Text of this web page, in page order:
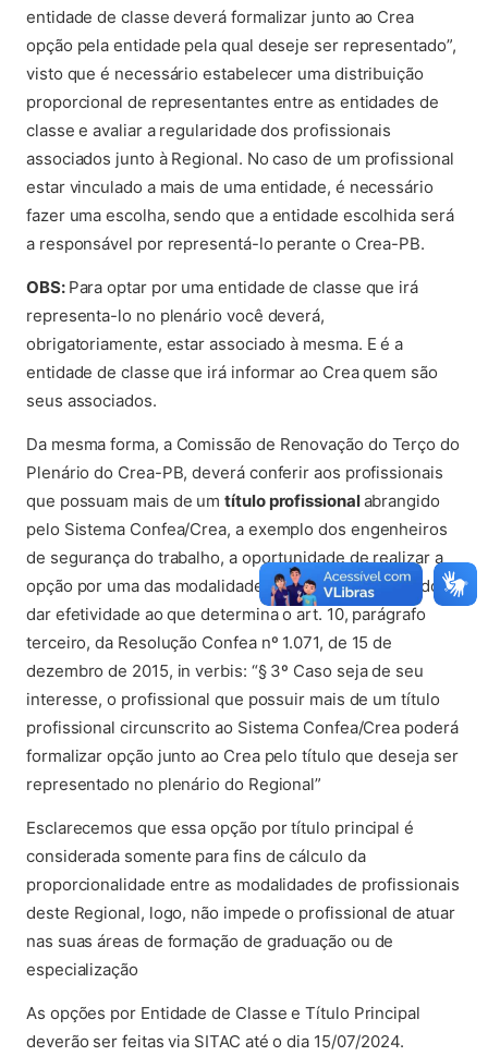
entidade de classe deverá formalizar junto ao Crea
opção pela entidade pela qual deseje ser representado”,
visto que é necessário estabelecer uma distribuição
proporcional de representantes entre as entidades de
classe e avaliar a regularidade dos profissionais
associados junto à Regional. No caso de um profissional
estar vinculado a mais de uma entidade, é necessário
fazer uma escolha, sendo que a entidade escolhida será
a responsável por representá-lo perante o Crea-PB.
OBS: Para optar por uma entidade de classe que irá
representa-lo no plenário você deverá,
obrigatoriamente, estar associado à mesma. E é a
entidade de classe que irá informar ao Crea quem são
seus associados.
Da mesma forma, a Comissão de Renovação do Terço do
Plenário do Crea-PB, deverá conferir aos profissionais
que possuam mais de umtítulo profissionalabrangido
pelo Sistema Confea/Crea, a exemplo dos engenheiros
de segurança do trabalho, a oportunidade de realizar a
opção por uma das modalidades que detenha, visando
dar efetividade ao que determina o art. 10, parágrafo
terceiro, da Resolução Confea nº 1.071, de 15 de
dezembro de 2015, in verbis: “§ 3º Caso seja de seu
interesse, o profissional que possuir mais de um título
profissional circunscrito ao Sistema Confea/Crea poderá
formalizar opção junto ao Crea pelo título que deseja ser
representado no plenário do Regional”
Esclarecemos que essa opção por título principal é
considerada somente para fins de cálculo da
proporcionalidade entre as modalidades de profissionais
deste Regional, logo, não impede o profissional de atuar
nas suas áreas de formação de graduação ou de
especialização
As opções por Entidade de Classe e Título Principal
deverão ser feitas via SITAC até o dia 15/07/2024.